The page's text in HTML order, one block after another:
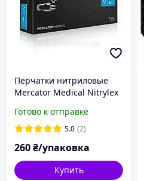
Перчатки нитриловые
Mercator Medical Nitrylex
шт.уп)
Готово к отправке
5.0 (2)
260₴/упаковка
Купить